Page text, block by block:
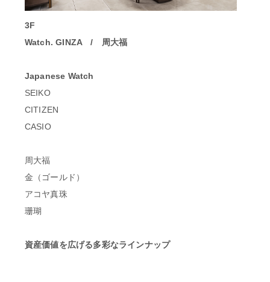
3F
Watch. GINZA / 周大福
Japanese Watch
SEIKO
CITIZEN
CASIO
周大福
金（ゴールド）
アコヤ真珠
珊瑚
資産価値を広げる多彩なラインナップ